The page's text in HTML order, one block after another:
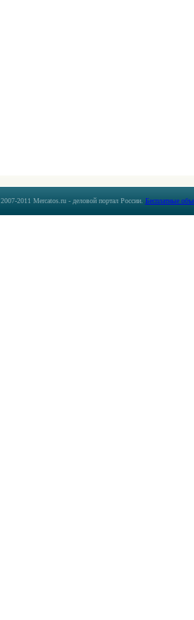
2011 Mercatos.ru - деловой портал России. Бесплатные